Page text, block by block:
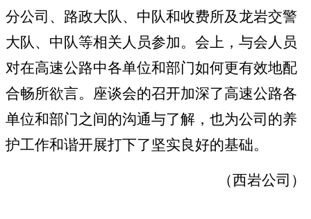
分公司、路政大队、中队和收费所及龙岩交警
大队、中队等相关人员参加。会上，与会人员
对在高速公路中各单位和部门如何更有效地配
合畅所欲言。座谈会的召开加深了高速公路各
单位和部门之间的沟通与了解，也为公司的养
护工作和谐开展打下了坚实良好的基础。
（西岩公司）